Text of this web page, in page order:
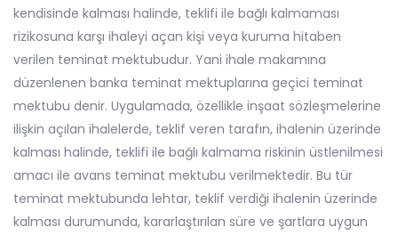
kendisinde kalması halinde, teklifi ile bağlı kalmaması
rizikosuna karşı ihaleyi açan kişi veya kuruma hitaben
verilen teminat mektubudur. Yani ihale makamına
düzenlenen banka teminat mektuplarına geçici teminat
mektubu denir. Uygulamada, özellikle inşaat sözleşmelerine
ilişkin açılan ihalelerde, teklif veren tarafın, ihalenin üzerinde
kalması halinde, teklifi ile bağlı kalmama riskinin üstlenilmesi
amacı ile avans teminat mektubu verilmektedir. Bu tür
teminat mektubunda lehtar, teklif verdiği ihalenin üzerinde
kalması durumunda, kararlaştırılan süre ve şartlara uygun